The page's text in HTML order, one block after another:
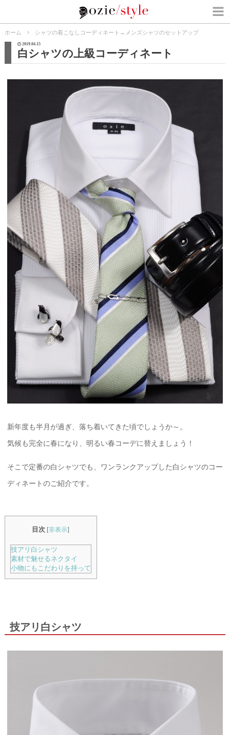
ホーム シャツの着こなしコーディネート → メンズシャツのセットアップ
2019.04.15
白シャツの上級コーディネート
新年度も半月が過ぎ、落ち着いてきた頃でしょうか～。
気候も完全に春になり、明るい春コーデに替えましょう！
そこで定番の白シャツでも、ワンランクアップした白シャツのコー
ディネートのご紹介です。
目次 [非表示]
技アリ白シャツ
素材で魅せるネクタイ
小物にもこだわりを持って
技アリ白シャツ